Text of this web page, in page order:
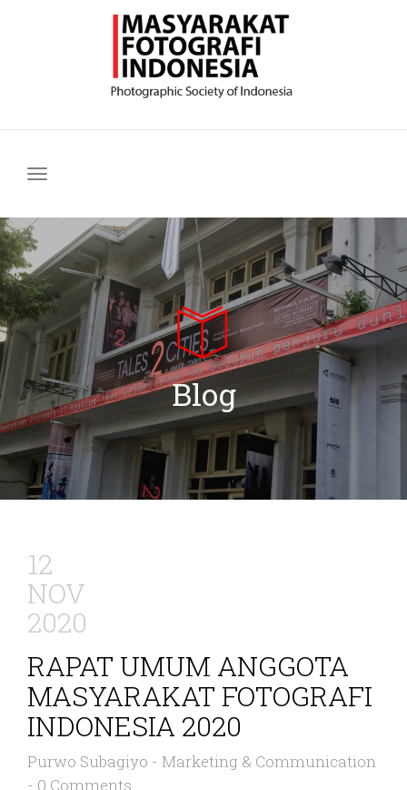
Blog
12
NOV
2020
RAPAT UMUM ANGGOTA
MASYARAKAT FOTOGRAFI
INDONESIA 2020
Purwo Subagiyo - Marketing & Communication
- 0 Comments